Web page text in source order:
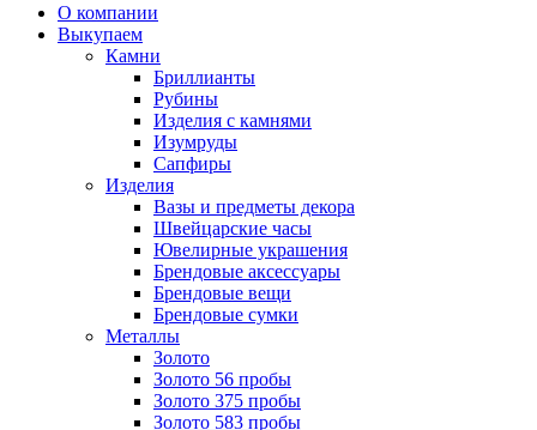
О компании
Выкупаем
Камни
Бриллианты
Рубины
Изделия с камнями
Изумруды
Сапфиры
Изделия
Вазы и предметы декора
Швейцарские часы
Ювелирные украшения
Брендовые аксессуары
Брендовые вещи
Брендовые сумки
Металлы
Золото
Золото 56 пробы
Золото 375 пробы
Золото 583 пробы